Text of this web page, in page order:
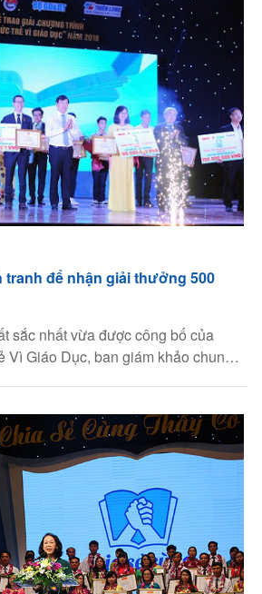
trẻ Việt Nam.
tranh để nhận giải thưởng 500
sắc nhất vừa được công bố của
Vì Giáo Dục, ban giám khảo chung